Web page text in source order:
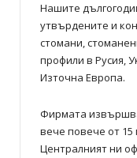
Нашите
утвърдените и
стомани,
профили в Русия,
Източна Европа.
Фирмата
вече повече от 15
Централният ни